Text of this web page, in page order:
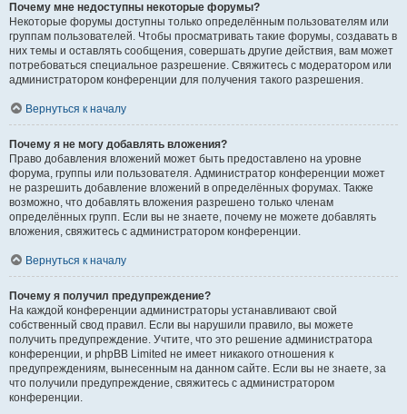
Почему мне недоступны некоторые форумы?
Некоторые форумы доступны только определённым пользователям или
группам пользователей. Чтобы просматривать такие форумы, создавать в
них темы и оставлять сообщения, совершать другие действия, вам может
потребоваться специальное разрешение. Свяжитесь с модератором или
администратором конференции для получения такого разрешения.
Вернуться к началу
Почему я не могу добавлять вложения?
Право добавления вложений может быть предоставлено на уровне
форума, группы или пользователя. Администратор конференции может
не разрешить добавление вложений в определённых форумах. Также
возможно, что добавлять вложения разрешено только членам
определённых групп. Если вы не знаете, почему не можете добавлять
вложения, свяжитесь с администратором конференции.
Вернуться к началу
Почему я получил предупреждение?
На каждой конференции администраторы устанавливают свой
собственный свод правил. Если вы нарушили правило, вы можете
получить предупреждение. Учтите, что это решение администратора
конференции, и phpBB Limited не имеет никакого отношения к
предупреждениям, вынесенным на данном сайте. Если вы не знаете, за
что получили предупреждение, свяжитесь с администратором
конференции.